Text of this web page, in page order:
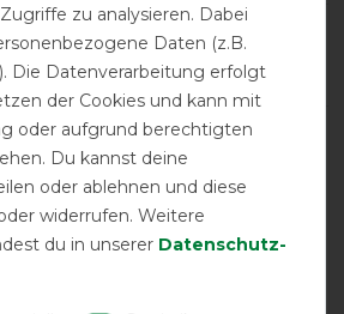
Product Rating
4.5/5
product experience
from 2 customer reviews
zu analysieren. Dabei
Daten (z.B.
Die Datenverarbeitung erfolgt
der Cookies und kann mit
oder aufgrund berechtigten
Du kannst deine
oder ablehnen und diese
widerrufen. Weitere
du in unserer Daten­schutz­